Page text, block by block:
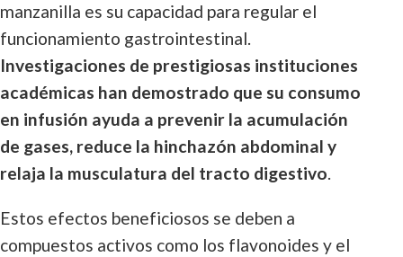
manzanilla es su capacidad para regular el
funcionamiento gastrointestinal.
Investigaciones de prestigiosas instituciones
académicas han demostrado que su consumo
en infusión ayuda a prevenir la acumulación
de gases, reduce la hinchazón abdominal y
relaja la musculatura del tracto digestivo.
Estos efectos beneficiosos se deben a
compuestos activos como los flavonoides y el